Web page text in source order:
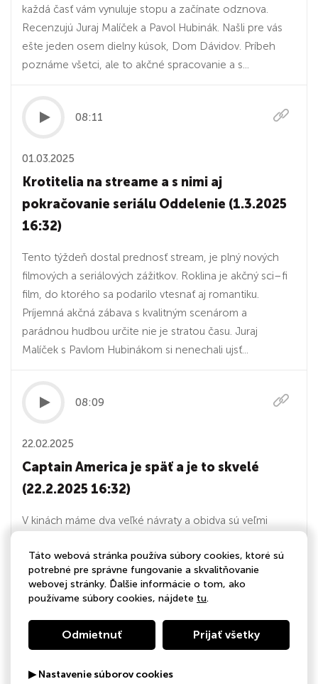
každá časť vám vynuluje stopu a začínate odznova.
Recenzujú Juraj Malíček a Pavol Hubinák. Našli pre vás
ešte jeden osem dielny kúsok, Dom Dávidov. Príbeh
poznáme všetci, ale to akčné spracovanie a s...
08:11
01.03.2025
Krotitelia na streame a s nimi aj
pokračovanie seriálu Oddelenie (1.3.2025
16:32)
Tento týždeň dostal prednosť stream, je plný nových
filmových a seriálových zážitkov. Roklina je akčný sci–fi
film, do ktorého sa podarilo vtesnať aj romantiku.
Príjemná akčná zábava s kvalitným scenárom a
parádnou hudbou určite nie je stratou času. Juraj
Malíček s Pavlom Hubinákom si nenechali ujsť...
08:09
22.02.2025
Captain America je späť a je to skvelé
(22.2.2025 16:32)
V kinách máme dva veľké návraty a obidva sú veľmi
na pohľadanie a Bridget Jonesová: Zbláznená do
chlapa, ponúka nový rozmer ženy v strednom veku, so
všetkým, čo k nej patrí. A aby toho nebolo málo, Pavol
Táto webová stránka používa súbory cookies, ktoré sú
potrebné pre správne fungovanie a skvalitňovanie
webovej stránky. Ďalšie informácie o tom, ako
používame súbory cookies, nájdete tu.
Odmietnuť Prijať všetky
▶ Nastavenie súborov cookies